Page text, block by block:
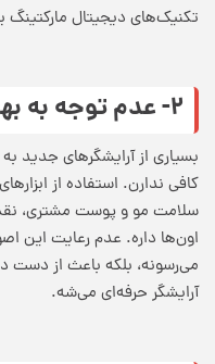
تکنیک‌های دیجیتال
۲- عدم توجه به بهداشت و ایمنی
بسیاری از آرایشگرهای جدید
کافی ندارن. استفاده از
سلامت مو و پوست مشتری،
اون‌ها داره. عدم رعایت این
می‌رسونه، بلکه باعث از دست
آرایشگر حرفه‌ای می‌شه.